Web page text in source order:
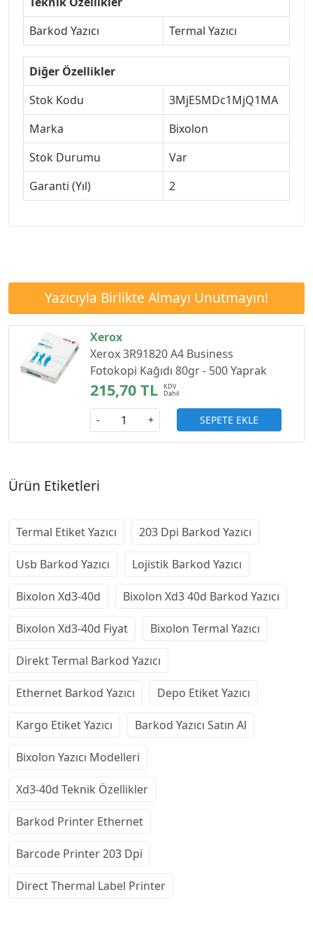
Barkod Yazıcı
Termal Yazıcı
Diğer Özellikler
Stok Kodu
3MjE5MDc1MjQ1MA
Marka
Bixolon
Stok Durumu
Var
Garanti (Yıl)
2
Yazıcıyla Birlikte Almayı Unutmayın!
Xerox
Xerox 3R91820 A4 Business
Fotokopi Kağıdı 80gr - 500 Yaprak
215,70 TL
- + SEPETE EKLE
Ürün Etiketleri
Termal Etiket Yazıcı 203 Dpi Barkod Yazıcı
Usb Barkod Yazıcı Lojistik Barkod Yazıcı
Bixolon Xd3-40d Bixolon Xd3 40d Barkod Yazıcı
Bixolon Xd3-40d Fiyat Bixolon Termal Yazıcı
Direkt Termal Barkod Yazıcı
Ethernet Barkod Yazıcı Depo Etiket Yazıcı
Kargo Etiket Yazıcı Barkod Yazıcı Satın Al
Bixolon Yazıcı Modelleri
Xd3-40d Teknik Özellikler
Barkod Printer Ethernet
Barcode Printer 203 Dpi
Direct Thermal Label Printer